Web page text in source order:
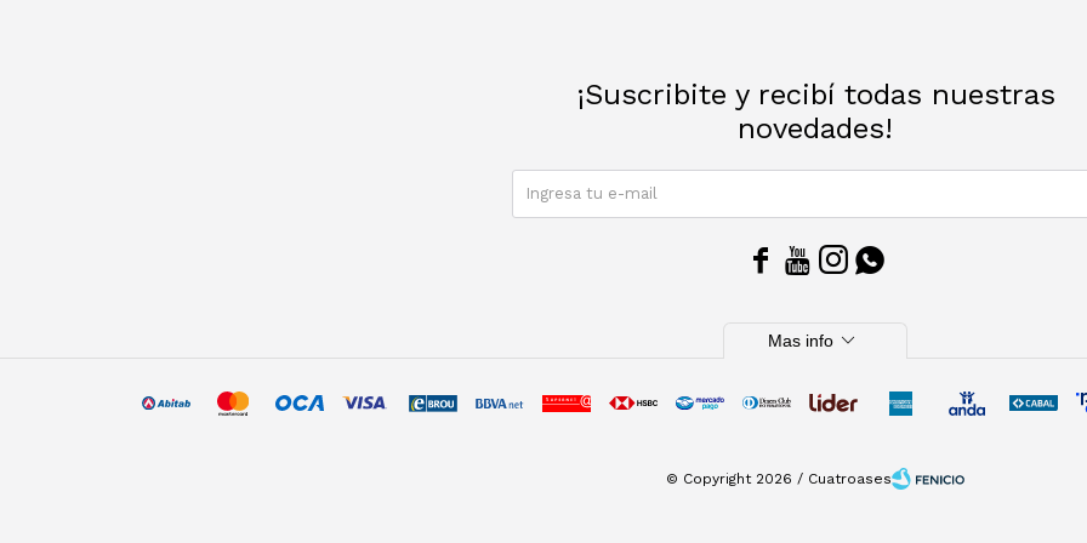
¡Suscribite y recibí todas nuestras
novedades!
   
Mas info expand_more
© Copyright 2026 / Cuatroases